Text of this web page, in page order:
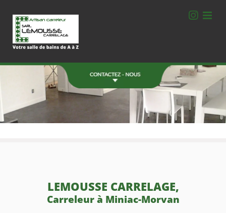
contenu
Une Question ?
Contactez-nous.
06 78 77 40 78
ZA de la Bourdonnais
LEMOUSSE CARRELAGE,
Carreleur à Miniac-Morvan